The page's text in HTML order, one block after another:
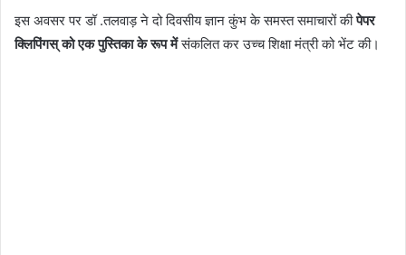
इस अवसर पर डॉ .तलवाड़ ने दो दिवसीय ज्ञान कुंभ के समस्त समाचारों कीपेपर
क्लिपिंगस् को एक पुस्तिका के रूप मेंसंकलित कर उच्च शिक्षा मंत्री को भेंट की।